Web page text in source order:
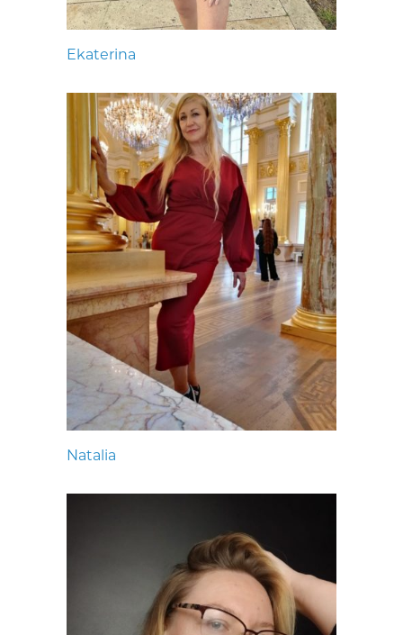
Ekaterina
Natalia